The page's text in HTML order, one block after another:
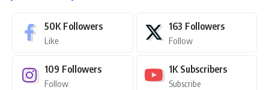
50K Followers
Like
163 Followers
Follow
109 Followers
Follow
1K Subscribers
Subscribe